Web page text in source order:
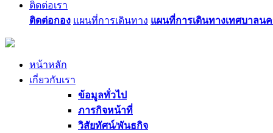
ติดต่อเรา
ติดต่อกอง แผนที่การเดินทาง แผนที่การเดินทางเทศบาลน
หน้าหลัก
เกี่ยวกับเรา
ข้อมูลทั่วไป
ภารกิจหน้าที่
วิสัยทัศน์/พันธกิจ